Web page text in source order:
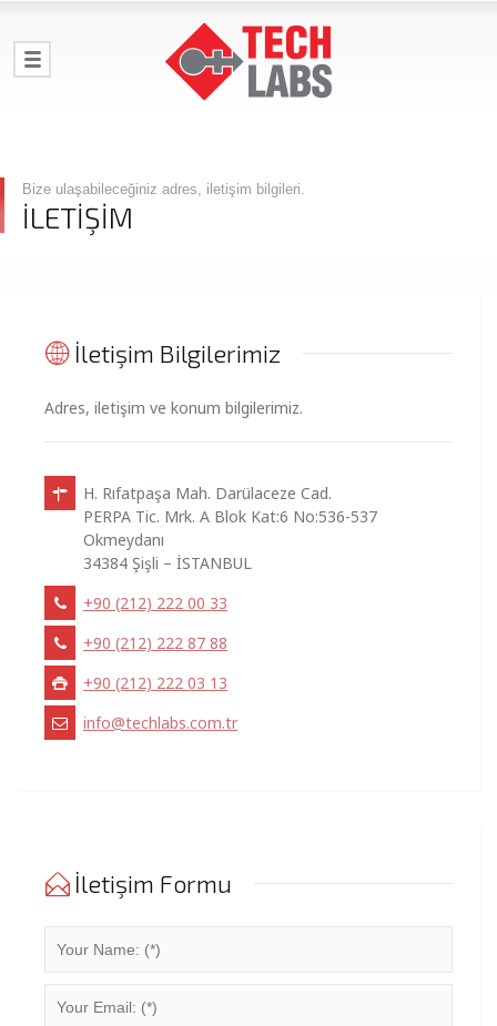
Bize ulaşabileceğiniz adres, iletişim bilgileri.
İLETİŞİM
İletişim Bilgilerimiz
Adres, iletişim ve konum bilgilerimiz.
H. Rıfatpaşa Mah. Darülaceze Cad.
PERPA Tic. Mrk. A Blok Kat:6 No:536-537
Okmeydanı
34384 Şişli – İSTANBUL
+90 (212) 222 00 33
+90 (212) 222 87 88
+90 (212) 222 03 13
info@techlabs.com.tr
İletişim Formu